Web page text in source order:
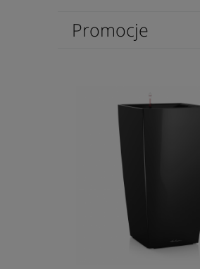
Promocje